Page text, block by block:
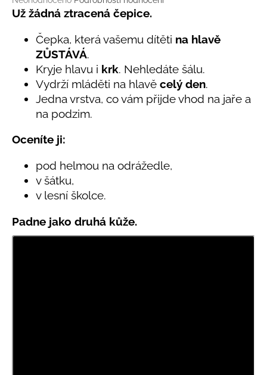
hodnocení
hvězdiček.
Už žádná ztracená čepice.
Čepka, která vašemu dítěti na hlavě
ZŮSTÁVÁ.
Kryje hlavu i krk. Nehledáte šálu.
Vydrží mláděti na hlavě celý den.
Jedna vrstva, co vám přijde vhod na jaře a
na podzim.
Oceníte ji:
pod helmou na odrážedle,
v šátku,
v lesní školce.
Padne jako druhá kůže.
u
LETNÍ
KLOBOUČEK
OUŠKY
UV
BÍLÝ
395